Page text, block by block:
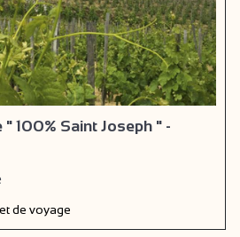
100% Saint Joseph " -
de voyage